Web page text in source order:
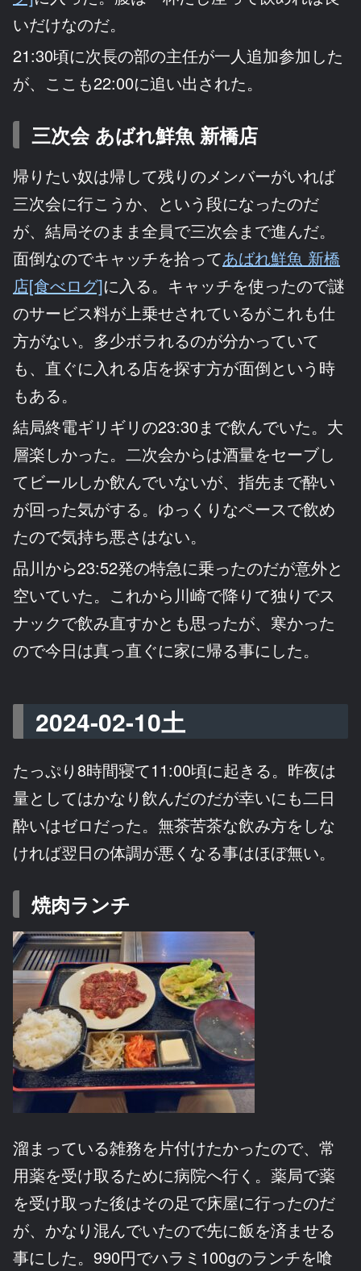
いだけなのだ。
21:30頃に次長の部の主任が一人追加参加した
が、ここも22:00に追い出された。
三次会 あばれ鮮魚 新橋店
帰りたい奴は帰して残りのメンバーがいれば
三次会に行こうか、という段になったのだ
が、結局そのまま全員で三次会まで進んだ。
面倒なのでキャッチを拾ってあばれ鮮魚 新橋
店[食べログ]に入る。キャッチを使ったので謎
のサービス料が上乗せされているがこれも仕
方がない。多少ボラれるのが分かっていて
も、直ぐに入れる店を探す方が面倒という時
もある。
結局終電ギリギリの23:30まで飲んでいた。大
層楽しかった。二次会からは酒量をセーブし
てビールしか飲んでいないが、指先まで酔い
が回った気がする。ゆっくりなペースで飲め
たので気持ち悪さはない。
品川から23:52発の特急に乗ったのだが意外と
空いていた。これから川崎で降りて独りでス
ナックで飲み直すかとも思ったが、寒かった
ので今日は真っ直ぐに家に帰る事にした。
2024-02-10土
たっぷり8時間寝て11:00頃に起きる。昨夜は
量としてはかなり飲んだのだが幸いにも二日
酔いはゼロだった。無茶苦茶な飲み方をしな
ければ翌日の体調が悪くなる事はほぼ無い。
焼肉ランチ
溜まっている雑務を片付けたかったので、常
用薬を受け取るために病院へ行く。薬局で薬
を受け取った後はその足で床屋に行ったのだ
が、かなり混んでいたので先に飯を済ませる
事にした。990円でハラミ100gのランチを喰